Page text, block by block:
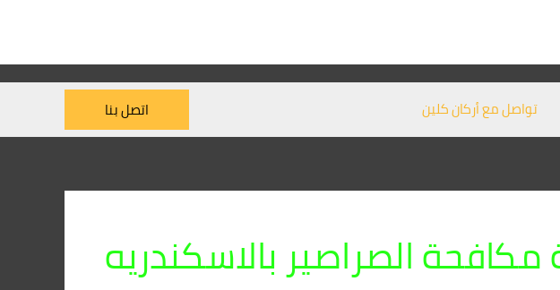
تواصل مع أركان كلين اتصل بنا
الصراصير بالاسكندريه